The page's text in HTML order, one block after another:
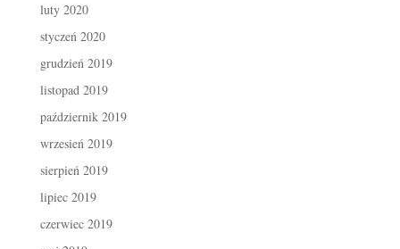
luty 2020
styczeń 2020
grudzień 2019
listopad 2019
październik 2019
wrzesień 2019
sierpień 2019
lipiec 2019
czerwiec 2019